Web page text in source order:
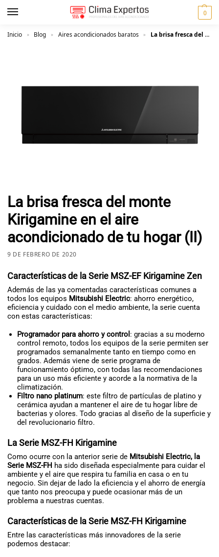
0
Inicio » Blog » Aires acondicionados baratos » La brisa fresca del monte Kirigamine en el aire acondicionado de tu hogar (II)
La brisa fresca del monte
Kirigamine en el aire
acondicionado de tu hogar (II)
9 DE FEBRERO DE 2020
Características de la Serie MSZ-EF Kirigamine Zen
Además de las ya comentadas características comunes a
todos los equipos Mitsubishi Electric: ahorro energético,
eficiencia y cuidado con el medio ambiente, la serie cuenta
con estas características:
Programador para ahorro y control : gracias a su moderno
control remoto, todos los equipos de la serie permiten ser
programados semanalmente tanto en tiempo como en
grados. Además viene de serie programa de
funcionamiento óptimo, con todas las recomendaciones
para un uso más eficiente y acorde a la normativa de la
climatización.
Filtro nano platinum: este filtro de partículas de platino y
cerámica ayudan a mantener el aire de tu hogar libre de
bacterias y olores. Todo gracias al diseño de la superficie y
del revolucionario filtro.
La Serie MSZ-FH Kirigamine
Como ocurre con la anterior serie de Mitsubishi Electric, la
Serie MSZ-FH ha sido diseñada especialmente para cuidar el
ambiente y el aire que respira tu familia en casa o en tu
negocio. Sin dejar de lado la eficiencia y el ahorro de energía
que tanto nos preocupa y puede ocasionar más de un
problema a nuestras cuentas.
Características de la Serie MSZ-FH Kirigamine
Entre las características más innovadores de la serie
podemos destacar: